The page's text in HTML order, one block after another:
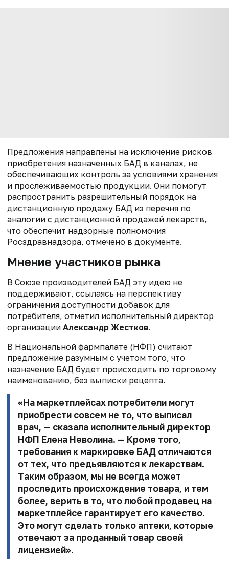
Предложения направлены на исключение рисков
приобретения назначенных БАД в каналах, не
обеспечивающих контроль за условиями хранения
и прослеживаемостью продукции. Они помогут
распространить разрешительный порядок на
дистанционную продажу БАД из перечня по
аналогии с дистанционной продажей лекарств,
что обеспечит надзорные полномочия
Росздравнадзора, отмечено в документе.
Мнение участников рынка
В Союзе производителей БАД эту идею не
поддерживают, ссылаясь на перспективу
ограничения доступности добавок для
потребителя, отметил исполнительный директор
организации Александр Жестков.
В Национальной фармпалате (НФП) считают
предложение разумным с учетом того, что
назначение БАД будет происходить по торговому
наименованию, без выписки рецепта.
«На маркетплейсах потребители могут
приобрести совсем не то, что выписал
врач, — сказала исполнительный директор
НФП Елена Неволина. — Кроме того,
требования к маркировке БАД отличаются
от тех, что предьявляются к лекарствам.
Таким образом, мы не всегда может
проследить происхождение товара, и тем
более, верить в то, что любой продавец на
маркетплейсе гарантирует его качество.
Это могут сделать только аптеки, которые
отвечают за проданный товар своей
лицензией».